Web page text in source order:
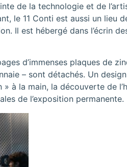
de la technologie et de
le 11 Conti est aussi un lieu
Il est hébergé dans l’écrin
d’immenses plaques de
– sont détachés. Un
à la main, la découverte de
de l’exposition permanente.